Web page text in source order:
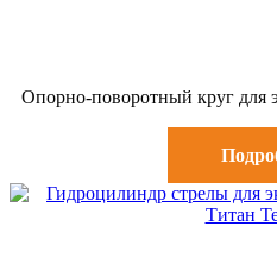
Опорно-поворотный круг для